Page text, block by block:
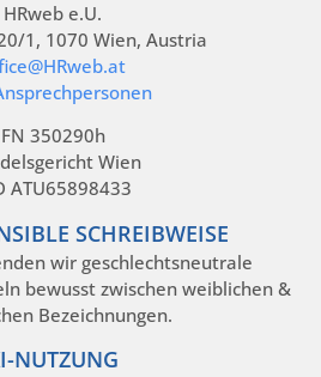
HRweb e.U.
1, 1070 Wien, Austria
FN 350290h
Wien
ATU65898433
SCHREIBWEISE
wir geschlechtsneutrale
bewusst zwischen weiblichen &
Bezeichnungen.
NUTZUNG